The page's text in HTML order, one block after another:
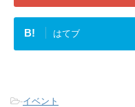
B! はてブ
-イベント